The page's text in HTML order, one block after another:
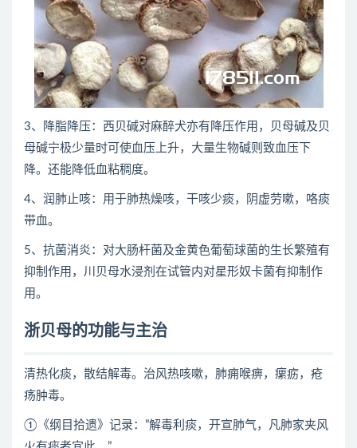
3、降脂降压：西贝碱对麻醉犬亦有降压作用，贝母碱及贝
母碱宁极少量时可使血压上升，大量生物碱则致血压下
降。还能降低血粘稠度。
4、润肺止咳：用于肺热燥咳，干咳少痰，阴虚劳嗽，咯痰
带血。
5、抗菌消炎：对大肠杆菌及金黄色葡萄球菌的生长繁殖有
抑制作用，川贝母水浸剂在试管内对星形奴卡菌有抑制作
用。
浙贝母的功能与主治
清热化痰，散结解毒。治风热咳嗽，肺痈喉痹，瘰疬，疮
疡肿毒。
①《纲目拾遗》记录：”解毒利痰，开宣肺气，凡肺家夹风